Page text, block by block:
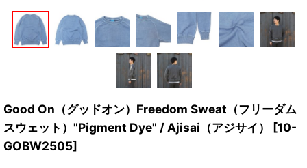
Good On（グッドオン）Freedom Sweat（フリーダム
スウェット）"Pigment Dye" / Ajisai（アジサイ）
[10-
GOBW2505]